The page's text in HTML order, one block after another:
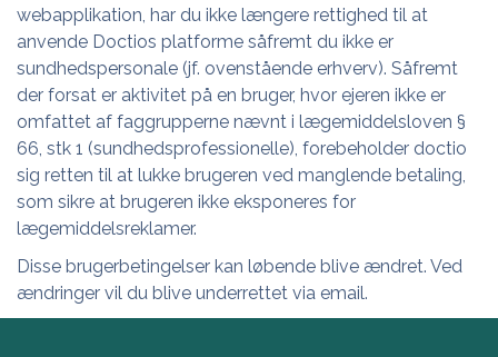
webapplikation, har du ikke længere rettighed til at
anvende Doctios platforme såfremt du ikke er
sundhedspersonale (jf. ovenstående erhverv). Såfremt
der forsat er aktivitet på en bruger, hvor ejeren ikke er
omfattet af faggrupperne nævnt i lægemiddelsloven §
66, stk 1 (sundhedsprofessionelle), forebeholder doctio
sig retten til at lukke brugeren ved manglende betaling,
som sikre at brugeren ikke eksponeres for
lægemiddelsreklamer.
Disse brugerbetingelser kan løbende blive ændret. Ved
ændringer vil du blive underrettet via email.